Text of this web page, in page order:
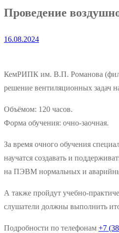
Проведение
16.08.2024
КемРИПК им. В.П. Романова
решение вентиляционных задач
Объёмом: 120 часов.
Форма обучения: очно-заочная.
За время очного обучения
научатся создавать и
на ПЭВМ нормальных и
А также пройдут учебно-
слушатели должны выполнить
Подробности по телефонам +7